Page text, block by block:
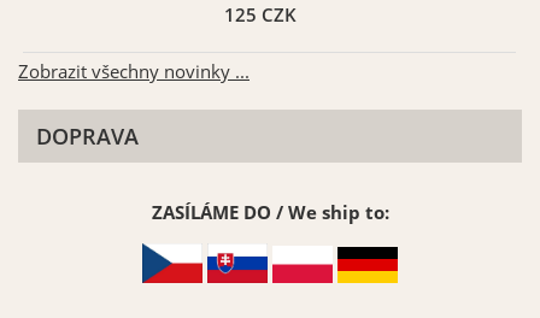
Zlatá matná 091
Vybrat
Stříbrná matná 090
Vybrat
125 CZK
Zobrazit všechny novinky ...
DOPRAVA
ZASÍLÁME DO / We ship to: